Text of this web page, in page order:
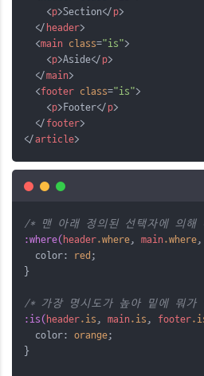
    <
p>Section</ p>
  </
header>
  <
main class="is">
    <
p>Aside</ p>
  </
main>
  <
footer class="is">
    <
p>Footer</ p>
  </
footer>
</article>
/* 맨 아래 정의된 선택자에 의해
:where( header.where, main .where,
  color:
red ;
}
/* 가장 명시도가 높아 밑에 뭐가
:is( header.is , main .is , footer
  color:
orange;
}